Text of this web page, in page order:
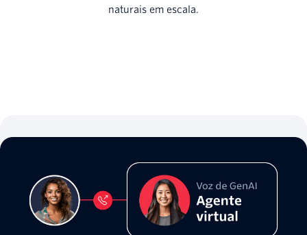
naturais em escala.